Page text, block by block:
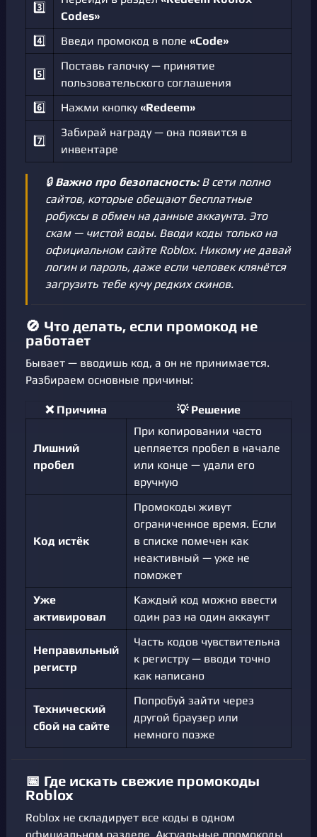
3️⃣
Codes»
4️⃣
Введи промокод в поле «Code»
5️⃣
Поставь галочку — принятие
пользовательского соглашения
6️⃣
Нажми кнопку «Redeem»
7️⃣
Забирай награду — она появится в
инвентаре
🔒 Важно про безопасность:В сети полно
сайтов, которые обещают бесплатные
робуксы в обмен на данные аккаунта. Это
скам — чистой воды. Вводи коды только на
официальном сайте Roblox. Никому не давай
логин и пароль, даже если человек клянётся
загрузить тебе кучу редких скинов.
🚫 Что делать, если промокод не
работает
Бывает — вводишь код, а он не принимается.
Разбираем основные причины:
❌ Причина 💡 Решение
Лишний
пробел
При копировании часто
цепляется пробел в начале
или конце — удали его
вручную
Код истёк
Промокоды живут
ограниченное время. Если
в списке помечен как
неактивный — уже не
поможет
Уже
активировал
Каждый код можно ввести
один раз на один аккаунт
Неправильный
регистр
Часть кодов чувствительна
к регистру — вводи точно
как написано
Технический
сбой на сайте
Попробуй зайти через
другой браузер или
немного позже
📅 Где искать свежие промокоды
Roblox
Roblox не складирует все коды в одном